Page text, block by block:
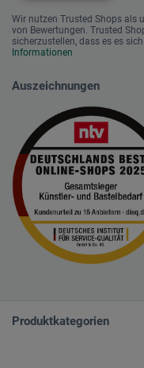
Wir nutzen Trusted Shops als
von Bewertungen. Trusted
sicherzustellen, dass es es
Informationen
Auszeichnungen
Produktkategorien